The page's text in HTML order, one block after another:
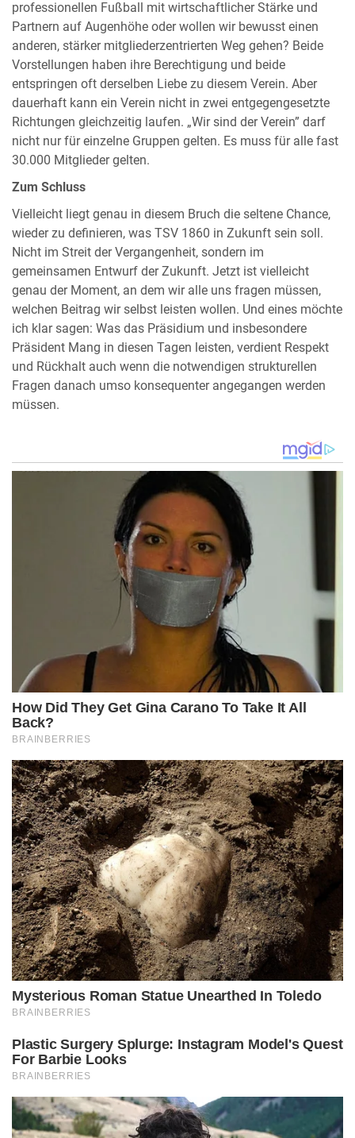
professionellen Fußball mit wirtschaftlicher Stärke und
Partnern auf Augenhöhe oder wollen wir bewusst einen
anderen, stärker mitgliederzentrierten Weg gehen? Beide
Vorstellungen haben ihre Berechtigung und beide
entspringen oft derselben Liebe zu diesem Verein. Aber
dauerhaft kann ein Verein nicht in zwei entgegengesetzte
Richtungen gleichzeitig laufen. „Wir sind der Verein” darf
nicht nur für einzelne Gruppen gelten. Es muss für alle fast
30.000 Mitglieder gelten.
Zum Schluss
Vielleicht liegt genau in diesem Bruch die seltene Chance,
wieder zu definieren, was TSV 1860 in Zukunft sein soll.
Nicht im Streit der Vergangenheit, sondern im
gemeinsamen Entwurf der Zukunft. Jetzt ist vielleicht
genau der Moment, an dem wir alle uns fragen müssen,
welchen Beitrag wir selbst leisten wollen. Und eines möchte
ich klar sagen: Was das Präsidium und insbesondere
Präsident Mang in diesen Tagen leisten, verdient Respekt
und Rückhalt auch wenn die notwendigen strukturellen
Fragen danach umso konsequenter angegangen werden
müssen.